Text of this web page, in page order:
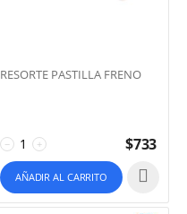
RESORTE PASTILLA FRENO
+
− $733
AÑADIR AL CARRITO